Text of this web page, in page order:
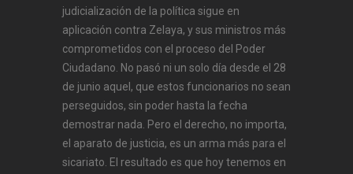
judicialización de la política sigue en
aplicación contra Zelaya, y sus ministros más
comprometidos con el proceso del Poder
Ciudadano. No pasó ni un solo día desde el 28
de junio aquel, que estos funcionarios no sean
perseguidos, sin poder hasta la fecha
demostrar nada. Pero el derecho, no importa,
el aparato de justicia, es un arma más para el
sicariato. El resultado es que hoy tenemos en